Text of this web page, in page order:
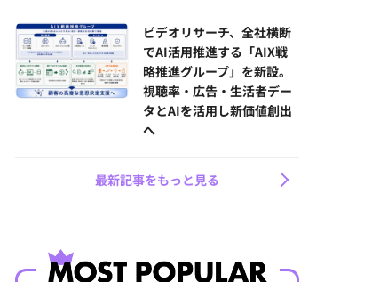
ビデオリサーチ、全社横断
でAI活用推進する「AIX戦
略推進グループ」を新設。
視聴率・広告・生活者デー
タとAIを活用し新価値創出
へ
最新記事をもっと見る